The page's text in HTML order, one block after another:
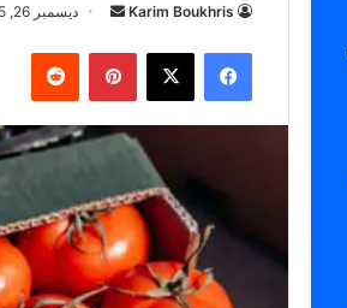
Karim Boukhris
أرسل
إلكترونيا
ديسمبر 26, 2025
فيسبوك ‫X بينتيريست